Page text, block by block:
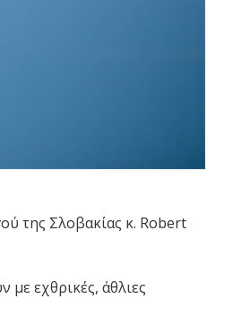
της Σλοβακίας κ. Robert
εχθρικές, άθλιες